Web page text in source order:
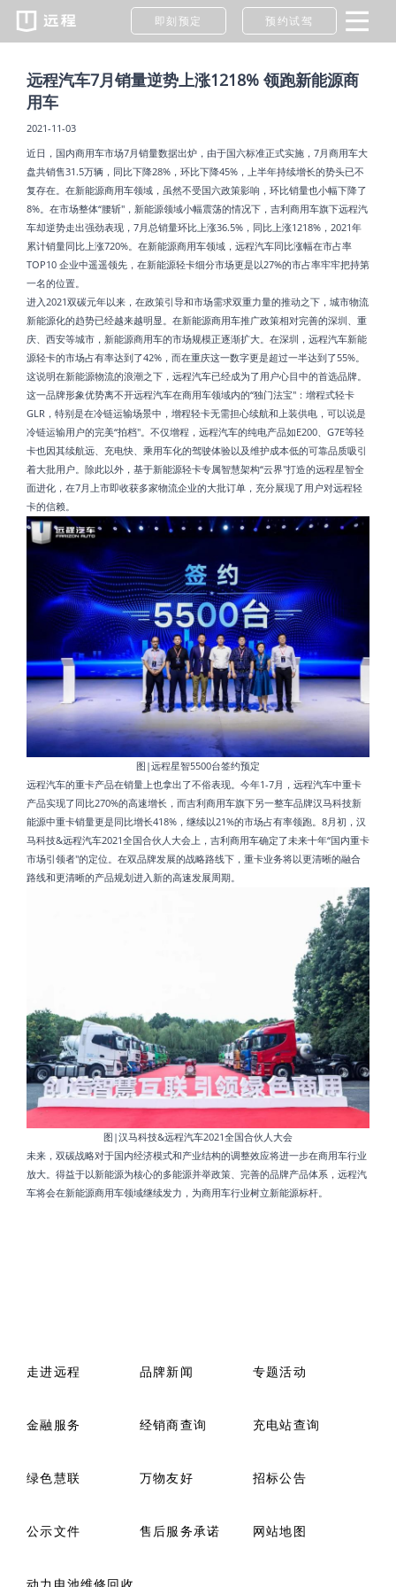
即刻预定 预约试驾
远程汽车7月销量逆势上涨1218% 领跑新能源商
用车
2021-11-03
近日，国内商用车市场7月销量数据出炉，由于国六标准正式实施，7月商用车大
盘共销售31.5万辆，同比下降28%，环比下降45%，上半年持续增长的势头已不
复存在。在新能源商用车领域，虽然不受国六政策影响，环比销量也小幅下降了
8%。在市场整体“腰斩"，新能源领域小幅震荡的情况下，吉利商用车旗下远程汽
车却逆势走出强劲表现，7月总销量环比上涨36.5%，同比上涨1218%，2021年
累计销量同比上涨720%。在新能源商用车领域，远程汽车同比涨幅在市占率
TOP10 企业中遥遥领先，在新能源轻卡细分市场更是以27%的市占率牢牢把持第
一名的位置。
进入2021双碳元年以来，在政策引导和市场需求双重力量的推动之下，城市物流
新能源化的趋势已经越来越明显。在新能源商用车推广政策相对完善的深圳、重
庆、西安等城市，新能源商用车的市场规模正逐渐扩大。在深圳，远程汽车新能
源轻卡的市场占有率达到了42%，而在重庆这一数字更是超过一半达到了55%。
这说明在新能源物流的浪潮之下，远程汽车已经成为了用户心目中的首选品牌。
这一品牌形象优势离不开远程汽车在商用车领域内的“独门法宝"：增程式轻卡
GLR，特别是在冷链运输场景中，增程轻卡无需担心续航和上装供电，可以说是
冷链运输用户的完美“拍档"。不仅增程，远程汽车的纯电产品如E200、G7E等轻
卡也因其续航远、充电快、乘用车化的驾驶体验以及维护成本低的可靠品质吸引
着大批用户。除此以外，基于新能源轻卡专属智慧架构“云界"打造的远程星智全
面进化，在7月上市即收获多家物流企业的大批订单，充分展现了用户对远程轻
卡的信赖。
图|远程星智5500台签约预定
远程汽车的重卡产品在销量上也拿出了不俗表现。今年1-7月，远程汽车中重卡
产品实现了同比270%的高速增长，而吉利商用车旗下另一整车品牌汉马科技新
能源中重卡销量更是同比增长418%，继续以21%的市场占有率领跑。8月初，汉
马科技&远程汽车2021全国合伙人大会上，吉利商用车确定了未来十年“国内重卡
市场引领者"的定位。在双品牌发展的战略路线下，重卡业务将以更清晰的融合
路线和更清晰的产品规划进入新的高速发展周期。
图|汉马科技&远程汽车2021全国合伙人大会
未来，双碳战略对于国内经济模式和产业结构的调整效应将进一步在商用车行业
放大。得益于以新能源为核心的多能源并举政策、完善的品牌产品体系，远程汽
车将会在新能源商用车领域继续发力，为商用车行业树立新能源标杆。
走进远程 品牌新闻 专题活动
金融服务 经销商查询 充电站查询
绿色慧联 万物友好 招标公告
公示文件 售后服务承诺 网站地图